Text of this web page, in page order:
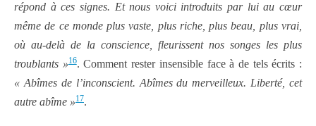
répond à ces signes. Et nous voici introduits par lui au cœur
même de ce monde plus vaste, plus riche, plus beau, plus vrai,
où au-delà de la conscience, fleurissent nos songes les plus
troublants »16. Comment rester insensible face à de tels écrits :
« Abîmes de l’inconscient. Abîmes du merveilleux. Liberté, cet
autre abîme »17.